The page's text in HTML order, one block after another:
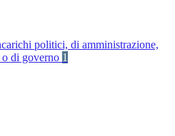
politici, di amministrazione,
di governo 1